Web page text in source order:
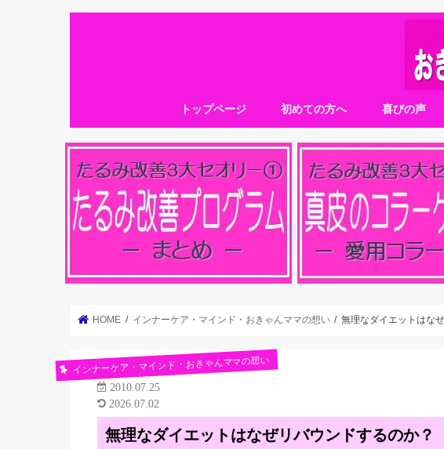
トップページ 初めての方へ 喜びの声
HOME インナーケア・マインド・おきゃんママの想い 無理なダイエットはな
インナーケア・マインド・おきゃんママの想い
2010.07.25
2026.07.02
無理なダイエットはなぜリバウンドするのか？